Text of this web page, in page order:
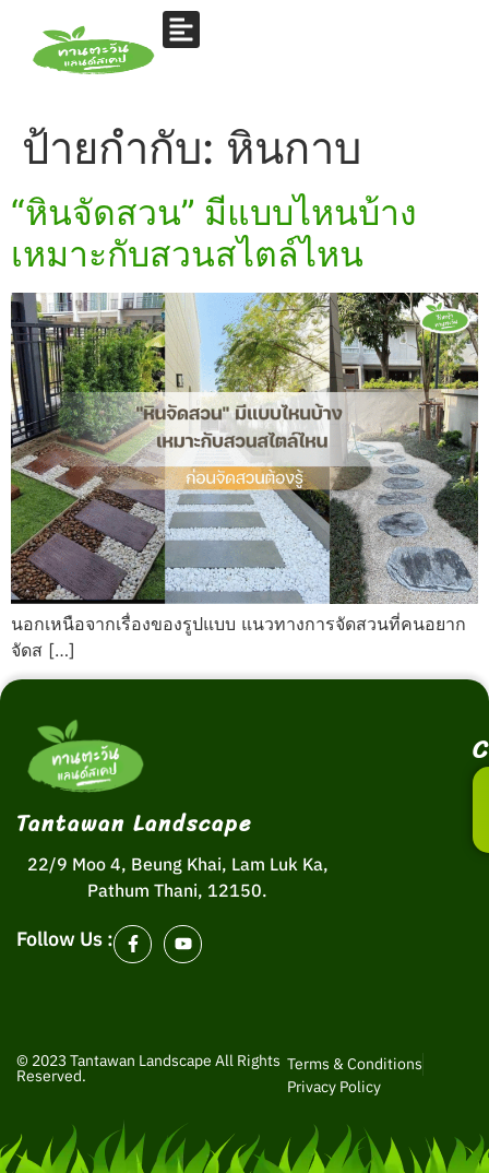
ป้ายกำกับ: หินกาบ
“หินจัดสวน” มีแบบไหนบ้าง
เหมาะกับสวนสไตล์ไหน
นอกเหนือจากเรื่องของรูปแบบ แนวทางการจัดสวนที่คนอยาก
จัดส […]
Tantawan Landscape
22/9 Moo 4, Beung Khai, Lam Luk Ka,
Pathum Thani, 12150.
Follow Us :
© 2023 Tantawan Landscape All Rights
Reserved.
Terms & Conditions
Privacy Policy